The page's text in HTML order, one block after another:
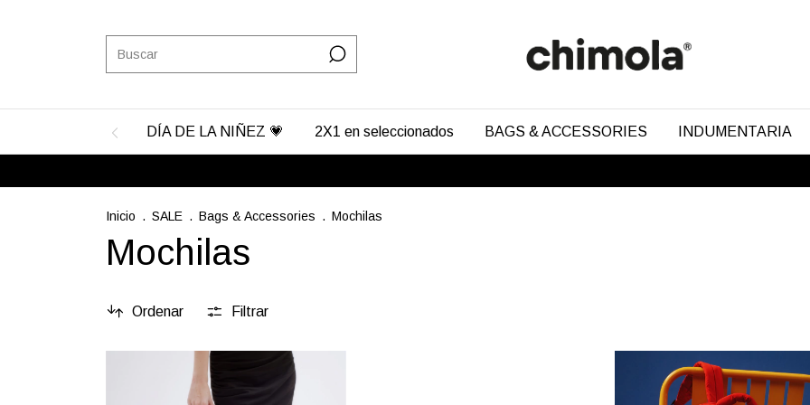
DÍA DE LA NIÑEZ 💗 2X1 en seleccionados BAGS & ACCESSORIES INDUMENTARIA
Inicio . SALE . Bags & Accessories . Mochilas
Mochilas
Ordenar Filtrar